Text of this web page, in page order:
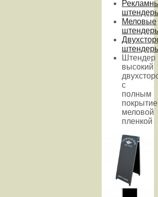
Меловые
Штендер
высокий
с
полным
меловой
пленкой